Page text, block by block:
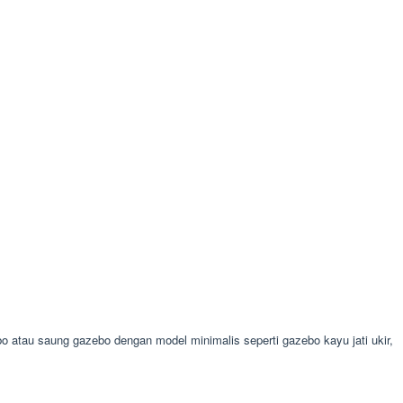
saung gazebo dengan model minimalis seperti gazebo kayu jati ukir,